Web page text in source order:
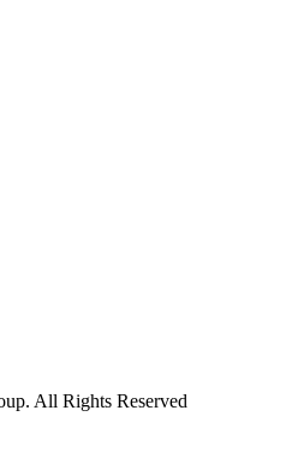
All Rights Reserved